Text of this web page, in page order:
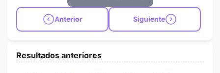
Anterior Siguiente
Resultados anteriores